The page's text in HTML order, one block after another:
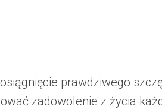
prawdziwego
zadowolenie z życia